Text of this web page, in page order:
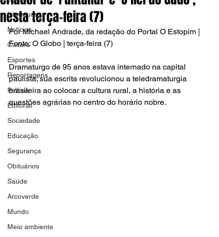
Literatura
Notícias
Cultura
Esportes
Reportagens
Política
Editorial
Sociedade
Educação
Segurança
Obituários
Saúde
Arcoverde
Mundo
Meio ambiente
nesta terça-feira (7)
Por Michael Andrade, da redação do Portal O Estopim |
Fonte: O Globo | terça-feira (7)
Dramaturgo de 95 anos estava internado na capital
paulista; sua escrita revolucionou a teledramaturgia
brasileira ao colocar a cultura rural, a história e as
questões agrárias no centro do horário nobre.